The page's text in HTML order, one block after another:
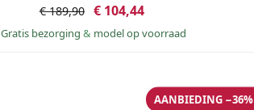
€ 189,90 € 104,44
Gratis bezorging & model op voorraad
AANBIEDING −36%